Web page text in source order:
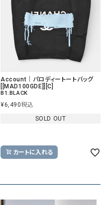
Account｜パロディートートバッグ
[[MAD100GDE]][C]
B1.BLACK
¥6,490税込
SOLD OUT
カートに入れる